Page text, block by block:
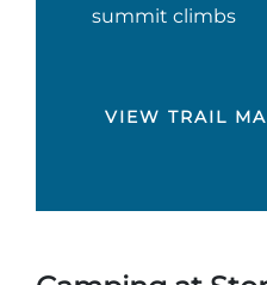
summit climbs
VIEW TRAIL